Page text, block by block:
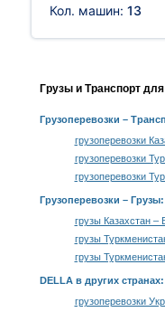
Кол. машин: 13
Грузы и Транспорт
Грузоперевозки –
грузоперевозки
грузоперевозки
грузоперевозки
Грузоперевозки – Грузы:
грузы Казахстан –
грузы
грузы
DELLA в других странах:
грузоперевозки